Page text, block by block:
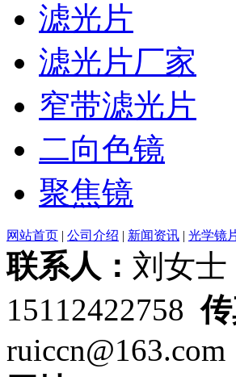
滤光片
滤光片厂家
窄带滤光片
二向色镜
聚焦镜
网站首页 | 公司介绍 | 新闻资讯 | 光学镜
联系人： 刘女士
15112422758传
ruiccn@163.com